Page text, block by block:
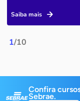
1/10
Saiba mais
Confira
Sebrae.